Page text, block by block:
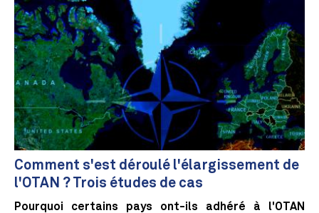
Comment s'est déroulé l'élargissement de
l'OTAN ? Trois études de cas
Pourquoi certains pays ont-ils adhéré à l'OTAN